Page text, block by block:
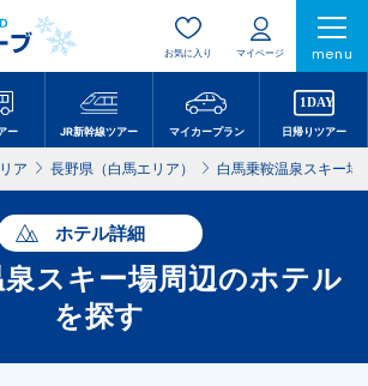
お気に入り マイページ menu
ー JR新幹線ツアー マイカープラン 日帰りツアー
ア 長野県（白馬エリア） 白馬乗鞍温泉スキー場
ホテル詳細
スキー場周辺のホテル
を探す